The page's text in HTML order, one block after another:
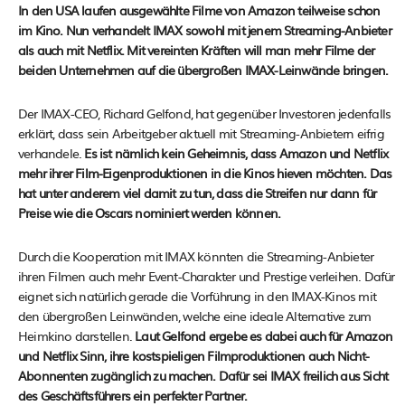
In den USA laufen ausgewählte Filme von Amazon teilweise schon
im Kino. Nun verhandelt IMAX sowohl mit jenem Streaming-Anbieter
als auch mit Netflix. Mit vereinten Kräften will man mehr Filme der
beiden Unternehmen auf die übergroßen IMAX-Leinwände bringen.
Der IMAX-CEO, Richard Gelfond, hat gegenüber Investoren jedenfalls
erklärt, dass sein Arbeitgeber aktuell mit Streaming-Anbietern eifrig
verhandele. Es ist nämlich kein Geheimnis, dass Amazon und Netflix
mehr ihrer Film-Eigenproduktionen in die Kinos hieven möchten. Das
hat unter anderem viel damit zu tun, dass die Streifen nur dann für
Preise wie die Oscars nominiert werden können.
Durch die Kooperation mit IMAX könnten die Streaming-Anbieter
ihren Filmen auch mehr Event-Charakter und Prestige verleihen. Dafür
eignet sich natürlich gerade die Vorführung in den IMAX-Kinos mit
den übergroßen Leinwänden, welche eine ideale Alternative zum
Heimkino darstellen. Laut Gelfond ergebe es dabei auch für Amazon
und Netflix Sinn, ihre kostspieligen Filmproduktionen auch Nicht-
Abonnenten zugänglich zu machen. Dafür sei IMAX freilich aus Sicht
des Geschäftsführers ein perfekter Partner.